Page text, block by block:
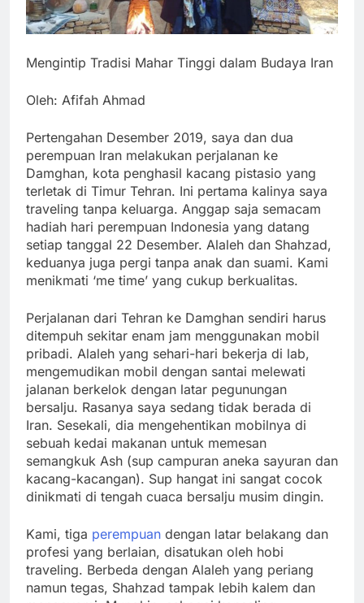
Mengintip Tradisi Mahar Tinggi dalam Budaya Iran
Oleh: Afifah Ahmad
Pertengahan Desember 2019, saya dan dua
perempuan Iran melakukan perjalanan ke
Damghan, kota penghasil kacang pistasio yang
terletak di Timur Tehran. Ini pertama kalinya saya
traveling tanpa keluarga. Anggap saja semacam
hadiah hari perempuan Indonesia yang datang
setiap tanggal 22 Desember. Alaleh dan Shahzad,
keduanya juga pergi tanpa anak dan suami. Kami
menikmati ‘me time’ yang cukup berkualitas.
Perjalanan dari Tehran ke Damghan sendiri harus
ditempuh sekitar enam jam menggunakan mobil
pribadi. Alaleh yang sehari-hari bekerja di lab,
mengemudikan mobil dengan santai melewati
jalanan berkelok dengan latar pegunungan
bersalju. Rasanya saya sedang tidak berada di
Iran. Sesekali, dia mengehentikan mobilnya di
sebuah kedai makanan untuk memesan
semangkuk Ash (sup campuran aneka sayuran dan
kacang-kacangan). Sup hangat ini sangat cocok
dinikmati di tengah cuaca bersalju musim dingin.
Kami, tiga perempuan dengan latar belakang dan
profesi yang berlaian, disatukan oleh hobi
traveling. Berbeda dengan Alaleh yang periang
namun tegas, Shahzad tampak lebih kalem dan